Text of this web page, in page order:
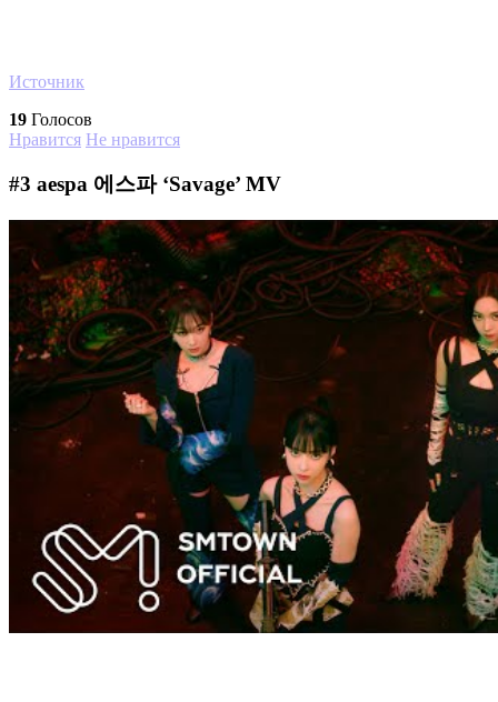
Источник
19 Голосов
Нравится Не нравится
#3 aespa 에스파 ‘Savage’ MV